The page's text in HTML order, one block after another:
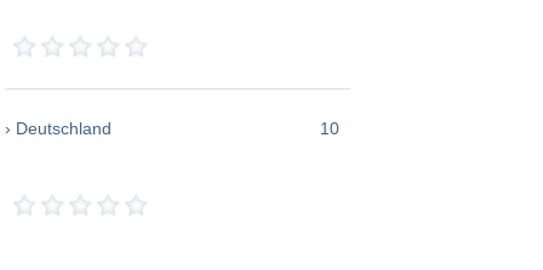
› Deutschland 10